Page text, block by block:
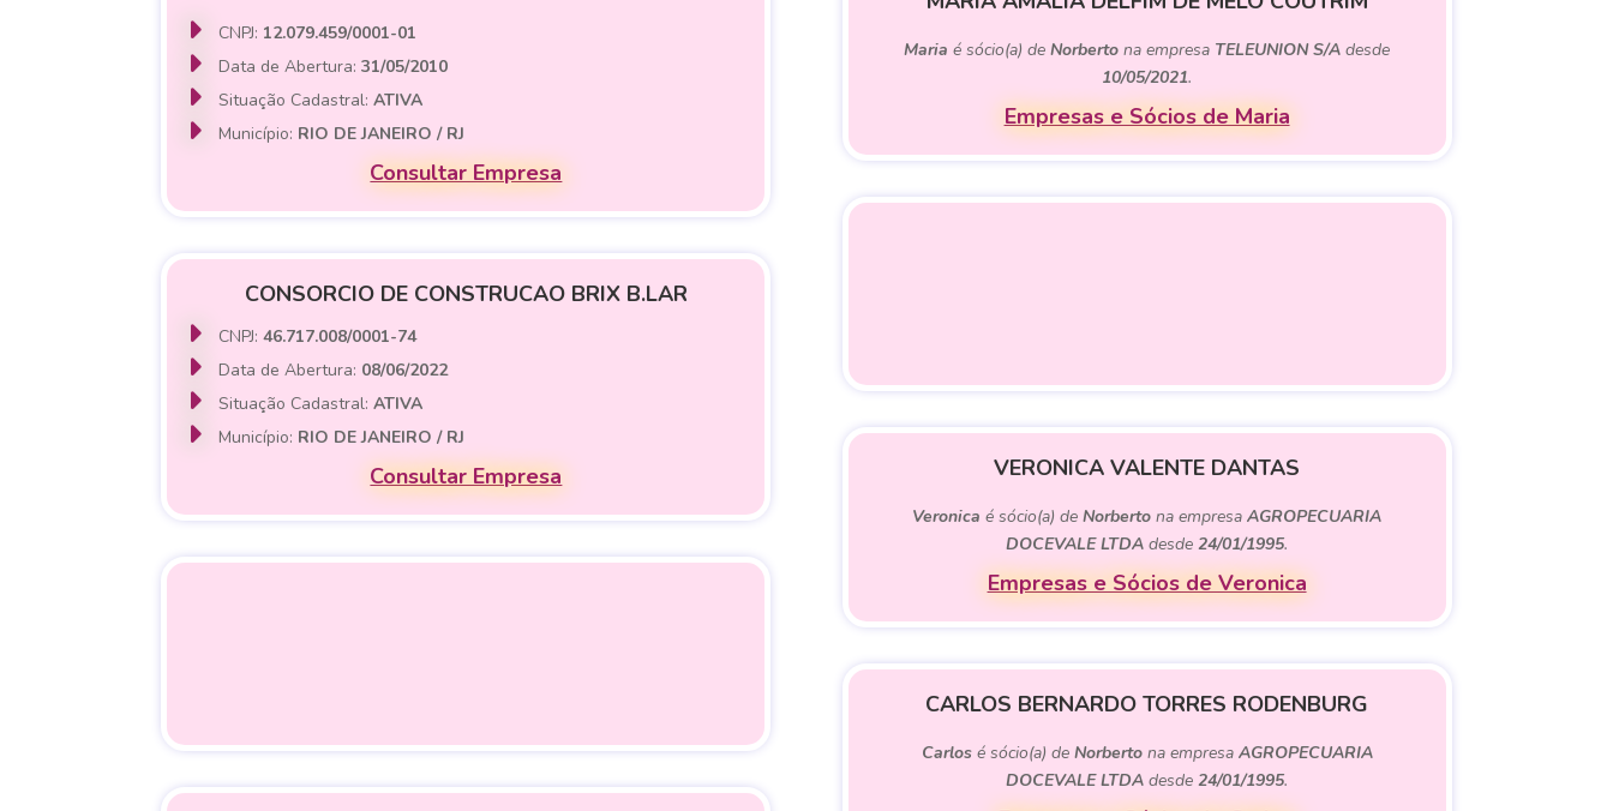
CNPJ: 12.079.459/0001-01
Data de Abertura:31/05/2010
Situação Cadastral:ATIVA
Município: RIO DE JANEIRO / RJ
Consultar Empresa
CONSORCIO DE CONSTRUCAO BRIX B.LAR
CNPJ:46.717.008/0001-74
Data de Abertura: 08/06/2022
Situação Cadastral:ATIVA
Município: RIO DE JANEIRO / RJ
Consultar Empresa
Maria é sócio(a) deNorberto na empresa TELEUNION S/A desde
10/05/2021.
Empresas e Sócios de Maria
VERONICA VALENTE DANTAS
Veronica é sócio(a) deNorberto na empresaAGROPECUARIA
DOCEVALE LTDA desde24/01/1995.
Empresas e Sócios de Veronica
CARLOS BERNARDO TORRES RODENBURG
Carlosé sócio(a) de Norbertona empresa AGROPECUARIA
DOCEVALE LTDA desde24/01/1995.